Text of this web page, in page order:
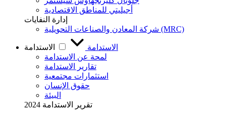
أجيليتي للمناطق الاقتصادية
إدارة النفايات
شركة المعادن والصناعات التحويلية (MRC)
الاستدامة
الاستدامة
لمحة عن الاستدامة
تقارير الاستدامة
استثمارات مجتمعية
حقوق الإنسان
البيئة
تقرير الاستدامة 2024